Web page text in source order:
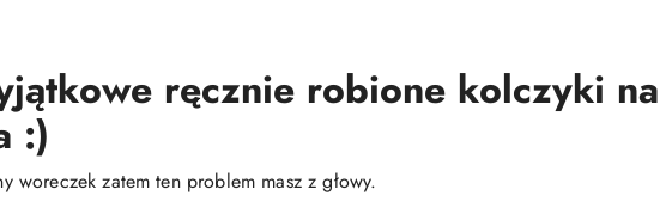
ręcznie robione kolczyki
:)
woreczek zatem ten problem masz z głowy.